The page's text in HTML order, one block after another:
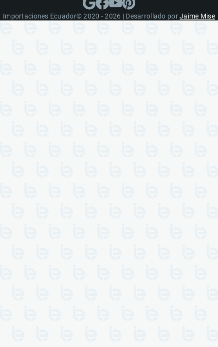
Importaciones Ecuador© 2020 - 2026 | Desarrollado porJaime Mise